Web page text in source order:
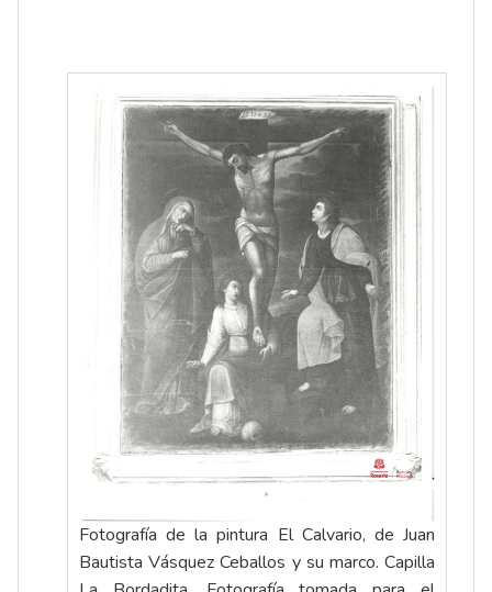
Fotografía de la pintura El Calvario, de Juan
Bautista Vásquez Ceballos y su marco. Capilla